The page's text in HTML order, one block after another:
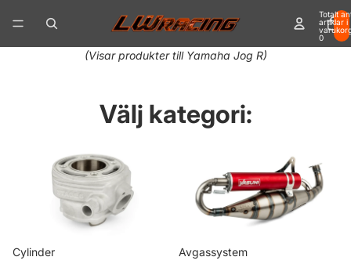
Totalt
artiklar i
0
(Visar produkter till Yamaha Jog R)
Välj kategori:
Cylinder
Avgassystem